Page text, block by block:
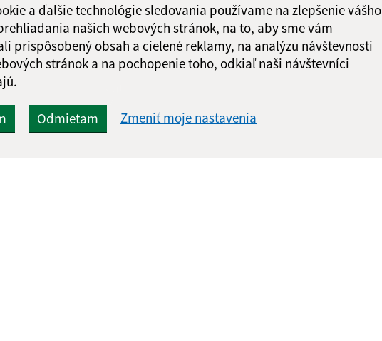
a ďalšie technológie sledovania používame na zlepšenie vášho
našich webových stránok, na to, aby sme vám
prispôsobený obsah a cielené reklamy, na analýzu návštevnosti
stránok a na pochopenie toho, odkiaľ naši návštevníci
Odmietam Zmeniť moje nastavenia
správu